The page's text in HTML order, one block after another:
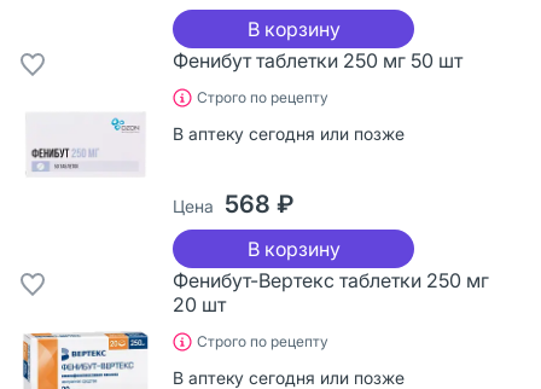
В корзину
Фенибут таблетки 250 мг 50 шт
Строго по рецепту
В аптеку сегодня или позже
Цена 568 ₽
В корзину
Фенибут-Вертекс таблетки 250 мг
20 шт
Строго по рецепту
В аптеку сегодня или позже